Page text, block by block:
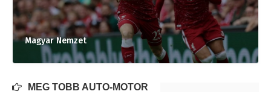
Magyar Nemzet
MÉG TÖBB AUTÓ-MOTOR